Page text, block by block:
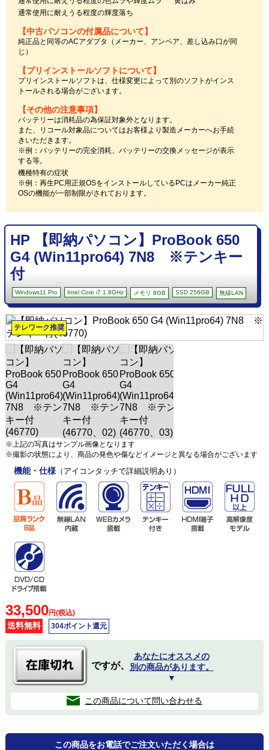
通常使用に耐えうる程度の輝度落ち
【中古パソコンの付属品について】
純正品と同等のACアダプタ（メーカー、アンペア、差し込み口が同
じ）
【プリインストールソフトについて】
プリインストールソフトは、仕様変更によって別のソフトがインス
トールされる場合がございます。
【その他の注意事項】
バッテリーは消耗品の為保証対象外となります。
また、リコール対象品についてはお客様より製造メーカーへお手続
きいただきます。
※例：バッテリーの完全消耗、バッテリーの交換メッセージが表示
する等。
機種特有の症状
※例：再生PC用正規OSをインストールしているPCはメーカー純正
OSの機能が一部制限がされております。
HP 【即納パソコン】ProBook 650
G4 (Win11pro64) 7N8 ※テンキー
付
Windows11 Pro Intel Core i7 1.8GHz メモリ 8GB SSD 256GB 無線LAN
テレワーク推奨
※上記の写真はサンプル画像となります
※撮影の状態により、商品の発色や傷などイメージと異なる場合がございます
機能・仕様（アイコンタッチで詳細説明あり）
33,500円(税込)
送料無料 304ポイント還元
ですが、
あなたにオススメの
別の商品があります。
▼
この商品について問い合わせる
この商品をお電話でご注文いただく場合は